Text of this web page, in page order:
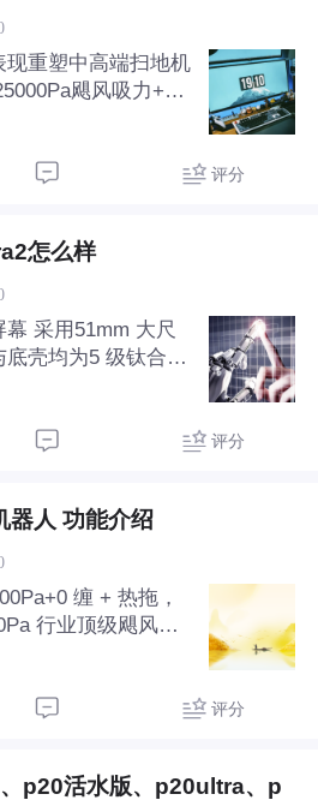
重塑中高端扫地机
飓风吸力+锥
易缠绕”的痛点。吸
评分
怎么样
采用51mm 大尺
壳均为5 级钛合金
宝石玻璃表镜，硬度
评分
器人 功能介绍
缠 + 热拖，
行业顶级飓风吸
垢，清洁力远超普通
评分
p20活水版、p20ultra、p